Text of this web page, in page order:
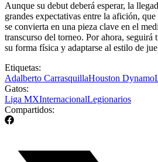
Aunque su debut deberá esperar, la
grandes expectativas entre la afición,
se convierta en una pieza clave en el
transcurso del torneo. Por ahora, seguirá
su forma física y adaptarse al estilo de
Etiquetas:
Adalberto CarrasquillaHouston Dynamo
Gatos:
Liga MXInternacionalLegionarios
Compartidos: